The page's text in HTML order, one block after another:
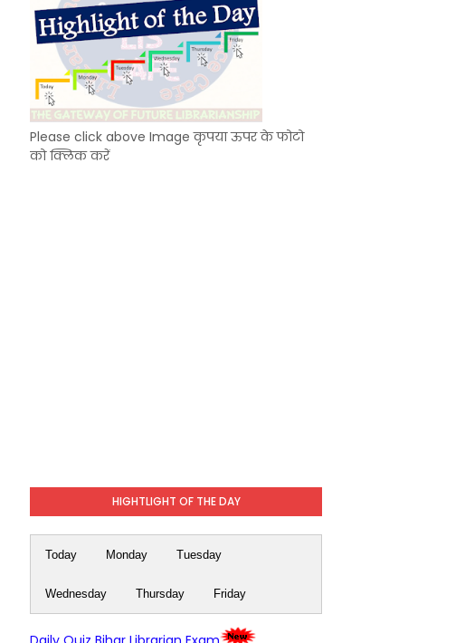
Please click above Image कृपया ऊपर के फोटो
को क्लिक करें
HIGHTLIGHT OF THE DAY
Today Monday Tuesday
Wednesday Thursday Friday